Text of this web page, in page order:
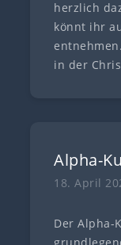
herzlich
könnt ihr
in der
Alpha-
18. April
Der Alpha-